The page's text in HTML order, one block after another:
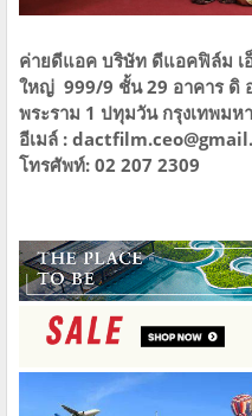
ค่ายดีแอค บริษัท ดีแอคฟิล์ม เ
ใหญ่ 999/9 ชั้น 29 อาคาร ดิ
พระราม 1 ปทุมวัน กรุงเทพมห
อีเมล์ :
โทรศัพท์: 02 207 2309